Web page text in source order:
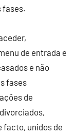
fases.
de entrada e
e não
fases
de
facto, unidos de